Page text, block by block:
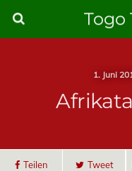
Togo
1. Juni
Teilen Tweet